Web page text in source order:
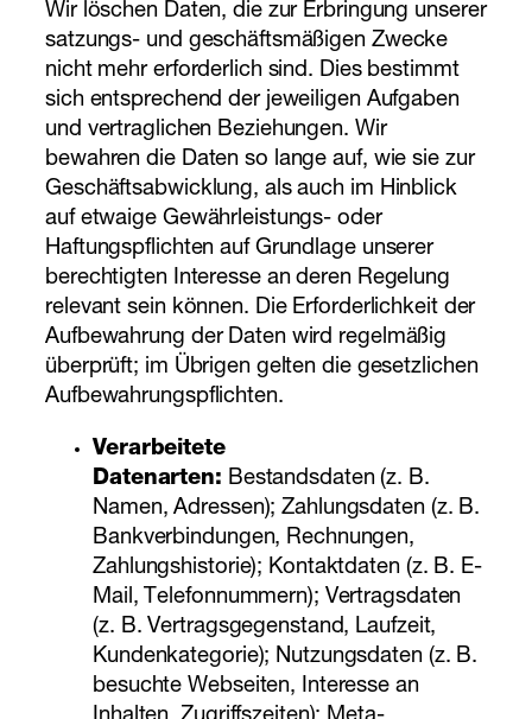
Wir löschen Daten, die zur Erbringung unserer
satzungs- und geschäftsmäßigen Zwecke
nicht mehr erforderlich sind. Dies bestimmt
sich entsprechend der jeweiligen Aufgaben
und vertraglichen Beziehungen. Wir
bewahren die Daten so lange auf, wie sie zur
Geschäftsabwicklung, als auch im Hinblick
auf etwaige Gewährleistungs- oder
Haftungspflichten auf Grundlage unserer
berechtigten Interesse an deren Regelung
relevant sein können. Die Erforderlichkeit der
Aufbewahrung der Daten wird regelmäßig
überprüft; im Übrigen gelten die gesetzlichen
Aufbewahrungspflichten.
Verarbeitete
Datenarten: Bestandsdaten (z. B.
Namen, Adressen); Zahlungsdaten (z. B.
Bankverbindungen, Rechnungen,
Zahlungshistorie); Kontaktdaten (z. B. E-
Mail, Telefonnummern); Vertragsdaten
(z. B. Vertragsgegenstand, Laufzeit,
Kundenkategorie); Nutzungsdaten (z. B.
besuchte Webseiten, Interesse an